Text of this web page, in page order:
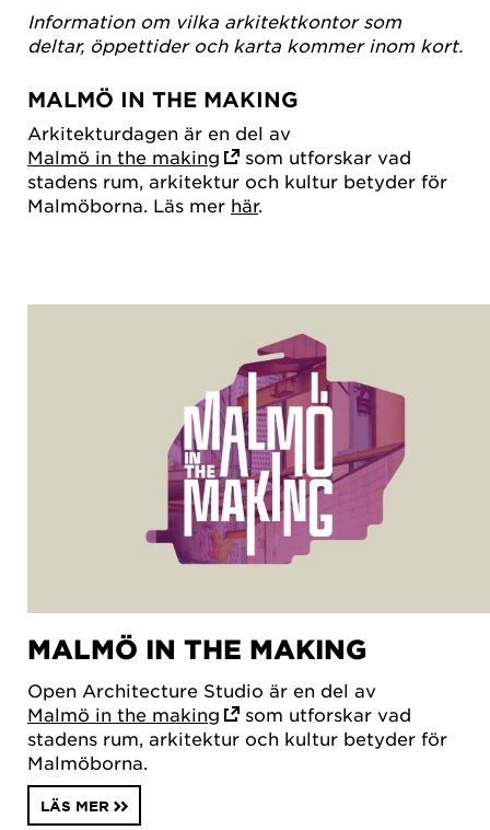
Information om vilka arkitektkontor som
deltar, öppettider och karta kommer inom kort.
MALMÖ IN THE MAKING
Arkitekturdagen är en del av
Malmö in the making
som utforskar vad
stadens rum, arkitektur och kultur betyder för
Malmöborna. Läs mer här.
MALMÖ IN THE MAKING
Open Architecture Studio är en del av
Malmö in the making
som utforskar vad
stadens rum, arkitektur och kultur betyder för
Malmöborna.
LÄS MER